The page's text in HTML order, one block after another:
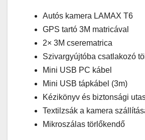
Autós kamera LAMAX T6
GPS tartó 3M matricával
2× 3M cserematrica
Szivargyújtóba csatlakozó
Mini USB PC kábel
Mini USB tápkábel (3m)
Kézikönyv és biztonsági
Textilzsák a kamera
Mikroszálas törlőkendő